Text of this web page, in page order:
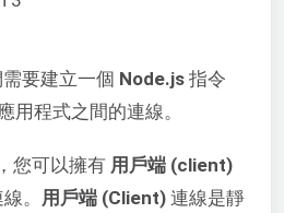
要建立一個 Node.js 指令
用程式之間的連線。
，您可以擁有 用戶端 (client)
。 用戶端 (Client) 連線是靜